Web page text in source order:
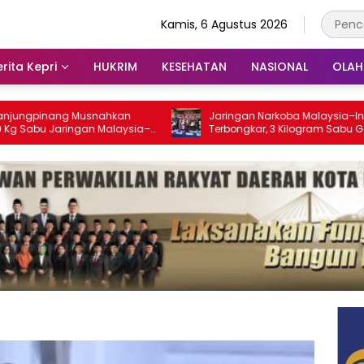
Kamis, 6 Agustus 2026
Kepri HUKRIM KESEHATAN NASIONAL
Musnahkan
Malaysia–
Ribuan Jiwa
Jaringan Narkoba Malaysia–Indonesia
Terbongkar, 3 Kilogram Sabu Gagal
Masuk Jambi Lewat Tanjungpinang